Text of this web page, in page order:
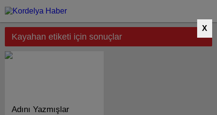
X
Kayahan etiketi için sonuçlar
Adını Yazmışlar